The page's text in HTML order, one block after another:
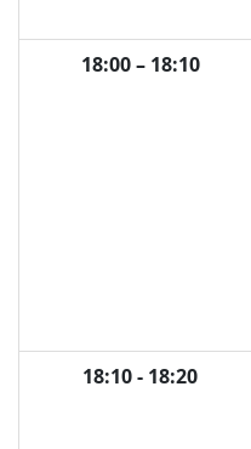
18:00 – 18:10
18:10 - 18:20